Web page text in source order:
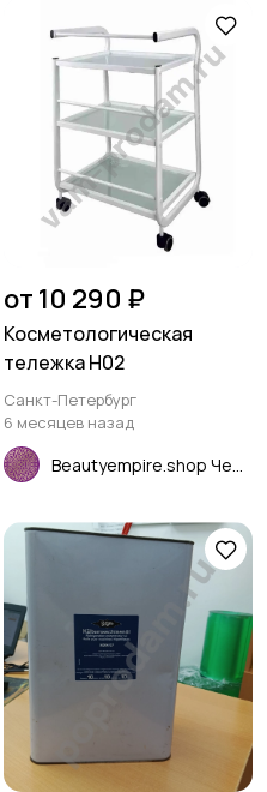
от 10 290 ₽
Косметологическая
тележка Н02
Санкт-Петербург
6 месяцев назад